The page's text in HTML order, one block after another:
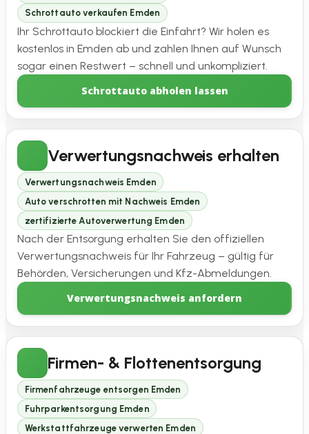
Schrottauto verkaufen Emden
Ihr Schrottauto blockiert die Einfahrt? Wir holen es
kostenlos in Emden ab und zahlen Ihnen auf Wunsch
sogar einen Restwert – schnell und unkompliziert.
Schrottauto abholen lassen
Verwertungsnachweis erhalten
Verwertungsnachweis Emden
Auto verschrotten mit Nachweis Emden
zertifizierte Autoverwertung Emden
Nach der Entsorgung erhalten Sie den offiziellen
Verwertungsnachweis für Ihr Fahrzeug – gültig für
Behörden, Versicherungen und Kfz-Abmeldungen.
Verwertungsnachweis anfordern
Firmen- & Flottenentsorgung
Firmenfahrzeuge entsorgen Emden
Fuhrparkentsorgung Emden
Werkstattfahrzeuge verwerten Emden